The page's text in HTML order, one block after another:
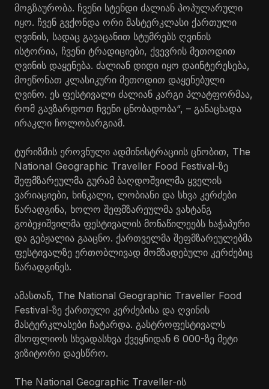
მოგზაურობა. ჩვენი სტენდი ძალიან პოპულარული
იყო. ჩვენ გვქონდა ორი მასტერკლასი ქართული
ღვინის, სადაც გავაცანით სტუმრებს ღვინის
ისტორია, ჩვენი ტრადიციები, ქვევრის მეთოდით
ღვინის დაყენება. ძალიან დიდი იყო დაინტერესება,
მოეწონათ კლასიკური მეთოდით დაყენებული
ღვინო. ეს ფესტივალი ძალიან კარგი პლატფორმაა,
რომ გავზარდოთ ჩვენი ცნობადობა“, – განაცხადა
ირაკლი ჩოლობარგიამ.
ტურიზმის ეროვნული ადმინისტრაციის ცნობით, The
National Geographic Traveller Food Festival-ზე
შეფმზარეულმა გურამ ბაღდოშვილმა ყველის
ვარიაციები, ხინკალი, ლობიანი და სხვა კერძები
წარადგინა, ხოლო შეფმზარეულმა ვახტანგ
გობეჯიშვილმა ფესტივალის მონაწილეებს ხაჭაპური
და გებჟალია გააცნო. ქართველმა შეფმზარეულებმა
ფესტივალზე ერთობლივად მომზადებული კერძებიც
წარადგინეს.
ამასთან, The National Geographic Traveller Food
Festival-ზე ქართული კერძებისა და ღვინის
მასტერკლასები ჩატარდა. გასტროფესტივალს
მსოფლიოს სხვადასხვა ქვეყნიდან 6 000-ზე მეტი
ვიზიტორი დაესწრო.
The National Geographic Traveller-ის